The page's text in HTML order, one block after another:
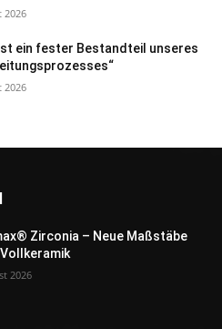
2026
ein fester Bestandteil unseres
2026
Zirconia – Neue Maßstäbe
2026